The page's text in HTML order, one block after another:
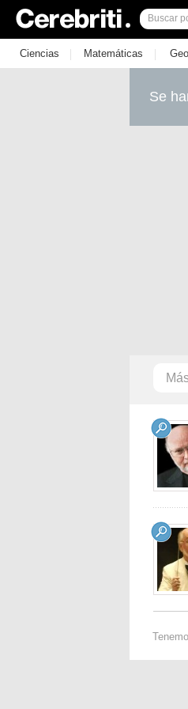
Ciencias | Matemáticas |
Se